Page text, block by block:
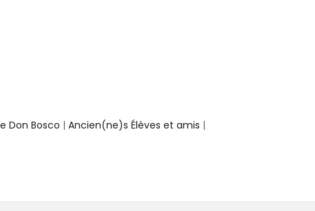
Don Bosco | Ancien(ne)s Élèves et amis |